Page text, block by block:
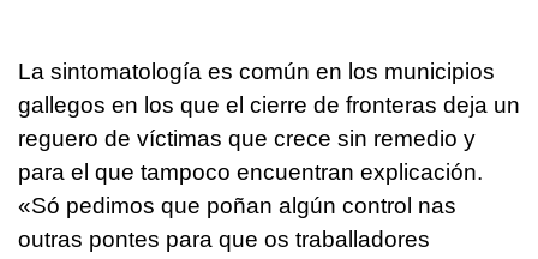
La sintomatología es común en los municipios
gallegos en los que el cierre de fronteras deja un
reguero de víctimas que crece sin remedio y
para el que tampoco encuentran explicación.
«Só pedimos que poñan algún control nas
outras pontes para que os traballadores